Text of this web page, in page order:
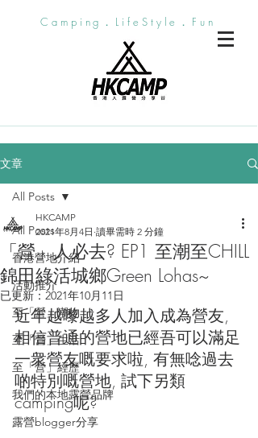
Camping．LifeStyle．Fun
文章
All Posts
香港營地介紹
活動推介
至「營」潮物
至「營」生活
至「營」經歷
我們的本地露營品牌
露營blogger分享
All Posts
「營」人必去? EP1 至潮至CHILL
錦田綠活城鄉Green Lohas~
HKCAMP
2021年8月4日 讀畢需時 2 分鐘
已更新： 2021年10月11日
近年越嚟越多人加入成為營友,
相信普通的營地已經吾可以滿足
一衆營友嘅要求啦, 有無唸過去
啲特別嘅營地, 試下另類
camping呢?